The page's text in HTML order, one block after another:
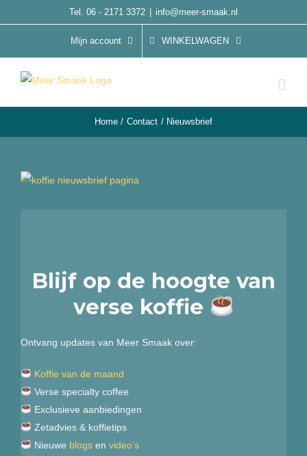
naar
Tel. 06 - 2171 3372 info@meer-smaak.nl
Mijn account WINKELWAGEN
Home Contact Nieuwsbrief
Blijf op de hoogte van
verse koffie
Ontvang updates van Meer Smaak over:
Koffie van de maand
Verse specialty coffee
Exclusieve aanbiedingen
Zetadvies & koffietips
Nieuwe blogsen video’s